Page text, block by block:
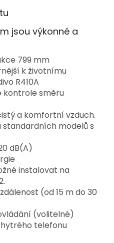
jsou výkonné a
799 mm
k životnímu
R410A
kontrole směru
a komfortní vzduch.
modelů s
dB(A)
instalovat na
(od 15 m do 30
(volitelné)
telefonu